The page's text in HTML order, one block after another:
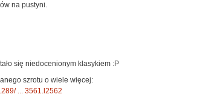
na pustyni.
się niedocenionym klasykiem :P
szrotu o wiele więcej:
... 3561.l2562